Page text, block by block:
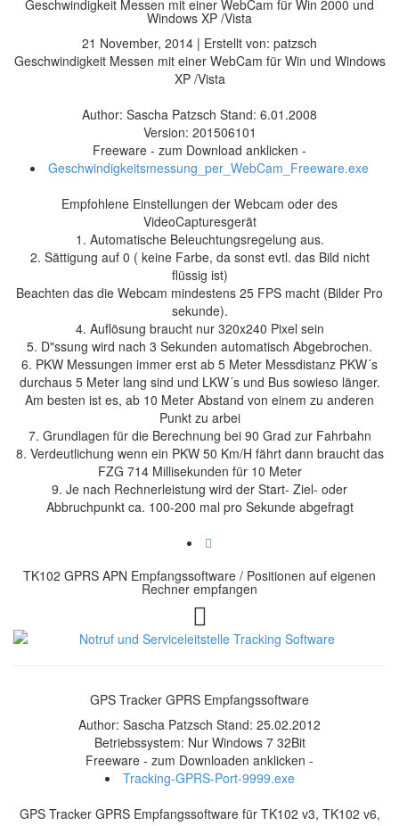
Geschwindigkeit Messen mit einer WebCam für Win 2000 und
Windows XP /Vista
21 November, 2014 | Erstellt von: patzsch
Geschwindigkeit Messen mit einer WebCam für Win und Windows
XP /Vista
Author: Sascha Patzsch Stand: 6.01.2008
Version: 201506101
Freeware - zum Download anklicken -
Geschwindigkeitsmessung_per_WebCam_Freeware.exe
Empfohlene Einstellungen der Webcam oder des
VideoCapturesgerät
1. Automatische Beleuchtungsregelung aus.
2. Sättigung auf 0 ( keine Farbe, da sonst evtl. das Bild nicht
flüssig ist)
Beachten das die Webcam mindestens 25 FPS macht (Bilder Pro
sekunde).
4. Auflösung braucht nur 320x240 Pixel sein
5. D"ssung wird nach 3 Sekunden automatisch Abgebrochen.
6. PKW Messungen immer erst ab 5 Meter Messdistanz PKW´s
durchaus 5 Meter lang sind und LKW´s und Bus sowieso länger.
Am besten ist es, ab 10 Meter Abstand von einem zu anderen
Punkt zu arbei
7. Grundlagen für die Berechnung bei 90 Grad zur Fahrbahn
8. Verdeutlichung wenn ein PKW 50 Km/H fährt dann braucht das
FZG 714 Millisekunden für 10 Meter
9. Je nach Rechnerleistung wird der Start- Ziel- oder
Abbruchpunkt ca. 100-200 mal pro Sekunde abgefragt
TK102 GPRS APN Empfangssoftware / Positionen auf eigenen
Rechner empfangen
GPS Tracker GPRS Empfangssoftware
Author: Sascha Patzsch Stand: 25.02.2012
Betriebssystem: Nur Windows 7 32Bit
Freeware - zum Downloaden anklicken -
Tracking-GPRS-Port-9999.exe
GPS Tracker GPRS Empfangssoftware für TK102 v3, TK102 v6,